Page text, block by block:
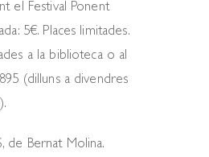
el Festival Ponent
5€. Places limitades.
a la biblioteca o al
(dilluns a divendres
de Bernat Molina.